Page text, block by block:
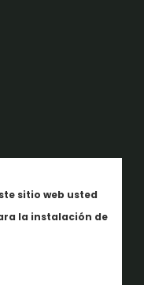
sitio web usted
la instalación de